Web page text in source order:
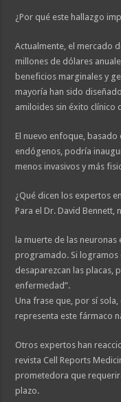
¿Por qué este hallazgo
Actualmente, el mercado
millones de dólares
beneficios marginales y
mayoría han sido
amiloides sin éxito clínico
El nuevo enfoque,
endógenos, podría
menos invasivos y más
¿Qué dicen los expertos
Para el Dr. David
la muerte de las
programado. Si logramos
desaparezcan las placas,
enfermedad”.
Una frase que, por sí
representa este fármaco
Otros expertos han
revista Cell Reports
prometedora que
plazo.